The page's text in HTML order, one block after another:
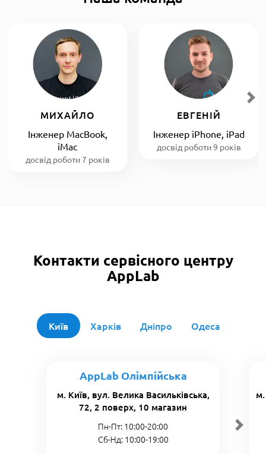
МИХАЙЛО
Інженер MacBook,
iMac
досвід роботи 7 років
ЕВГЕНІЙ
Інженер iPhone, iPad
досвід роботи 9 років
Контакти сервісного центру
AppLab
Київ Харків Дніпро Одеса
AppLab Олімпійська
м. Київ, вул. Велика Васильківська,
72, 2 поверх, 10 магазин
Пн-Пт: 10:00-20:00
Сб-Нд: 10:00-19:00